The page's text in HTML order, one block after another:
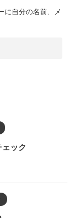
に自分の名前、メ
ック